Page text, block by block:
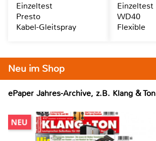
Neu im Shop
ePaper Jahres-Archive, z.B. Klang & Ton
Einzeltest
Presto
Kabel-Gleitspray
Einzeltest
WD40
Flexible